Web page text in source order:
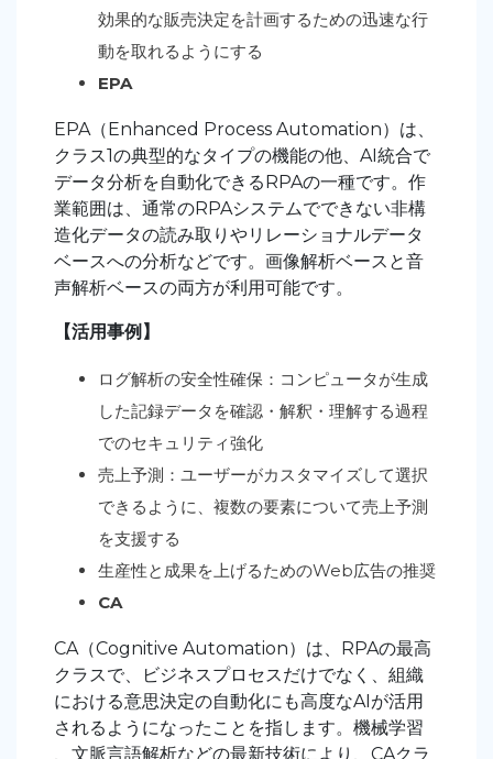
効果的な販売決定を計画するための迅速な行
動を取れるようにする
EPA
EPA（Enhanced Process Automation）は、
クラス1の典型的なタイプの機能の他、AI統合で
データ分析を自動化できるRPAの一種です。作
業範囲は、通常のRPAシステムでできない非構
造化データの読み取りやリレーショナルデータ
ベースへの分析などです。画像解析ベースと音
声解析ベースの両方が利用可能です。
【活用事例】
ログ解析の安全性確保：コンピュータが生成
した記録データを確認・解釈・理解する過程
でのセキュリティ強化
売上予測：ユーザーがカスタマイズして選択
できるように、複数の要素について売上予測
を支援する
生産性と成果を上げるためのWeb広告の推奨
CA
CA（Cognitive Automation）は、RPAの最高
クラスで、ビジネスプロセスだけでなく、組織
における意思決定の自動化にも高度なAIが活用
されるようになったことを指します。機械学習
、文脈言語解析などの最新技術により、CAクラ